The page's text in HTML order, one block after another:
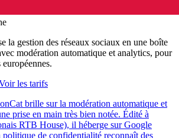
la gestion des réseaux sociaux en une boîte
modération automatique et analytics, pour
européennes.
les tarifs
brille sur la modération automatique et
prise en main très bien notée. Édité à
RTB House), il héberge sur Google
de confidentialité reconnaît des